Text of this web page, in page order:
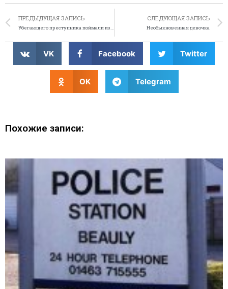
ПРЕДЫДУЩАЯ ЗАПИСЬ
Убегающего преступника поймали из-за упавших джинсов
СЛЕДУЮЩАЯ ЗАПИСЬ
Необыкновенная девочка
VK Facebook Twitter
OK Telegram
Похожие записи: